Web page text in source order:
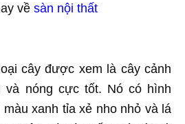
về sàn nội thất
cây được xem là cây cảnh
và nóng cực tốt. Nó có hình
xanh tỉa xẻ nho nhỏ và lá